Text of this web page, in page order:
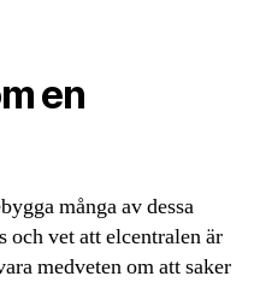
en
många av dessa
och vet att elcentralen är
medveten om att saker